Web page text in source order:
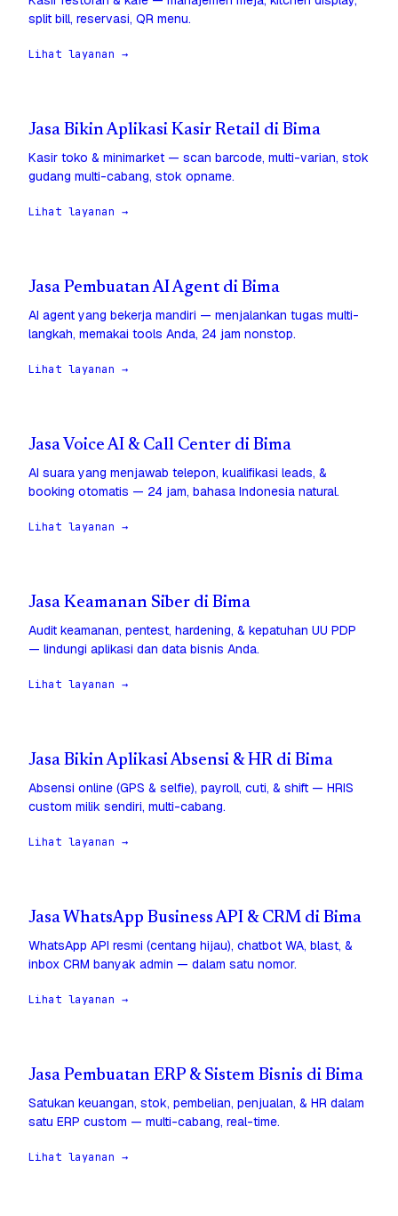
split bill, reservasi, QR menu.
Lihat layanan →
Jasa Bikin Aplikasi Kasir Retail di Bima
Kasir toko & minimarket — scan barcode, multi-varian, stok
gudang multi-cabang, stok opname.
Lihat layanan →
Jasa Pembuatan AI Agent di Bima
AI agent yang bekerja mandiri — menjalankan tugas multi-
langkah, memakai tools Anda, 24 jam nonstop.
Lihat layanan →
Jasa Voice AI & Call Center di Bima
AI suara yang menjawab telepon, kualifikasi leads, &
booking otomatis — 24 jam, bahasa Indonesia natural.
Lihat layanan →
Jasa Keamanan Siber di Bima
Audit keamanan, pentest, hardening, & kepatuhan UU PDP
— lindungi aplikasi dan data bisnis Anda.
Lihat layanan →
Jasa Bikin Aplikasi Absensi & HR di Bima
Absensi online (GPS & selfie), payroll, cuti, & shift — HRIS
custom milik sendiri, multi-cabang.
Lihat layanan →
Jasa WhatsApp Business API & CRM di Bima
WhatsApp API resmi (centang hijau), chatbot WA, blast, &
inbox CRM banyak admin — dalam satu nomor.
Lihat layanan →
Jasa Pembuatan ERP & Sistem Bisnis di Bima
Satukan keuangan, stok, pembelian, penjualan, & HR dalam
satu ERP custom — multi-cabang, real-time.
Lihat layanan →